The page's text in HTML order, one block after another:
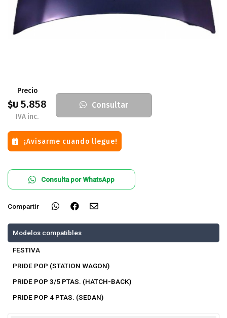
Precio
$U 5.858
IVA inc.
Consultar
¡Avisarme cuando llegue!
Consulta por WhatsApp
Compartir
Modelos compatibles
FESTIVA
PRIDE POP (STATION WAGON)
PRIDE POP 3/5 PTAS. (HATCH-BACK)
PRIDE POP 4 PTAS. (SEDAN)